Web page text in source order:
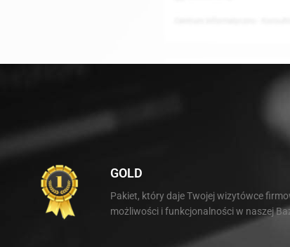
GOLD
Pakiet, który daje Twojej wizytówce
możliwości i funkcjonalności w naszej